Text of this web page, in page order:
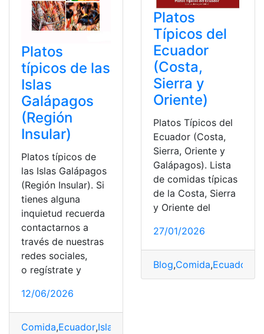
Platos
típicos de las
Islas
Galápagos
(Región
Insular)
Platos típicos de
las Islas Galápagos
(Región Insular). Si
tienes alguna
inquietud recuerda
contactarnos a
través de nuestras
redes sociales,
o regístrate y
12/06/2026
Comida,Ecuador,Islas Galápagos
Platos
Típicos del
Ecuador
(Costa,
Sierra y
Oriente)
Platos Típicos del
Ecuador (Costa,
Sierra, Oriente y
Galápagos). Lista
de comidas típicas
de la Costa, Sierra
y Oriente del
27/01/2026
Blog,Comida,Ecuador